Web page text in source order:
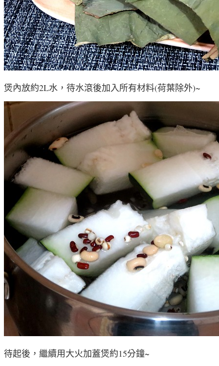
煲內放約2L水，待水滾後加入所有材料(荷葉除外)~
待起後，繼續用大火加蓋煲約15分鐘~